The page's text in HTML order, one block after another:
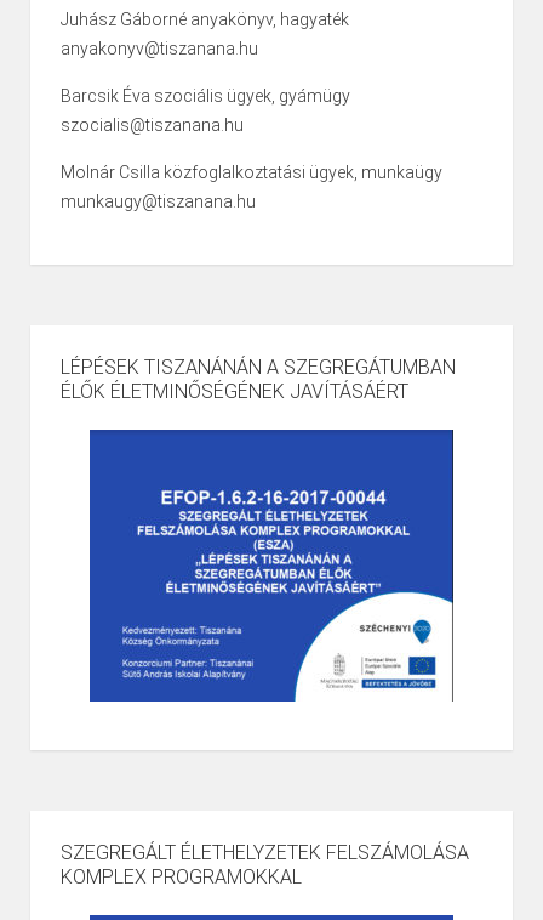
Juhász Gáborné anyakönyv, hagyaték
anyakonyv@tiszanana.hu
Barcsik Éva szociális ügyek, gyámügy
szocialis@tiszanana.hu
Molnár Csilla közfoglalkoztatási ügyek, munkaügy
munkaugy@tiszanana.hu
LÉPÉSEK TISZANÁNÁN A SZEGREGÁTUMBAN
ÉLŐK ÉLETMINŐSÉGÉNEK JAVÍTÁSÁÉRT
SZEGREGÁLT ÉLETHELYZETEK FELSZÁMOLÁSA
KOMPLEX PROGRAMOKKAL